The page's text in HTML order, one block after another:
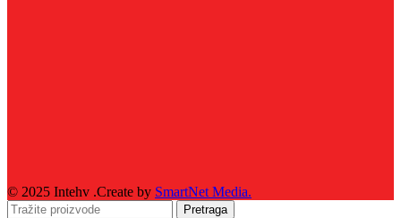
© 2025 Intehv .Create by SmartNet Media.
Pretraga